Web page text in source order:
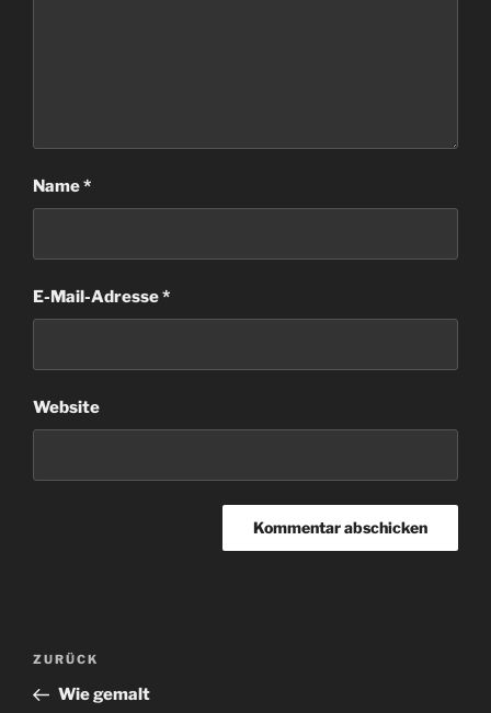
Name*
E-Mail-Adresse*
Website
Beitragsnavigation
Vorheriger
Beitrag
ZURÜCK
Wie gemalt